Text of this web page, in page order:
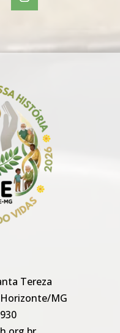
Tereza
Horizonte/MG